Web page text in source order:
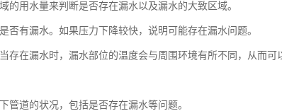
用水量来判断是否存在漏水以及漏水的大致区域。
有漏水。如果压力下降较快，说明可能存在漏水问题。
存在漏水时，漏水部位的温度会与周围环境有所不同，从而可
管道的状况，包括是否存在漏水等问题。